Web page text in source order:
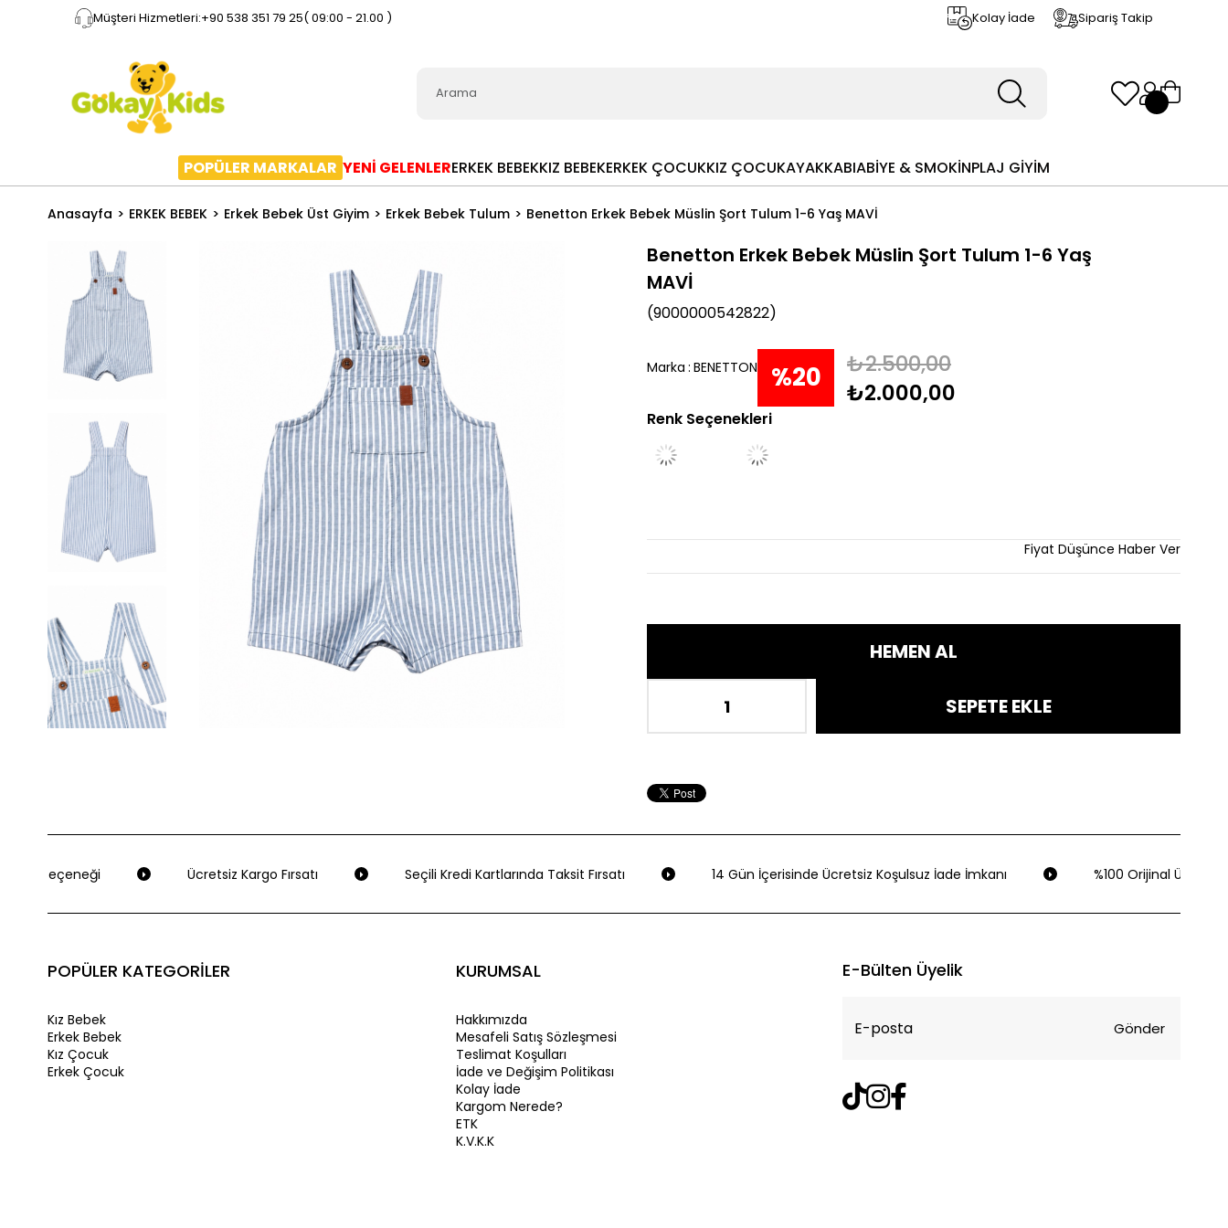
Müşteri Hizmetleri:+90 538 351 79 25( 09:00 - 21.00 ) Kolay İade Sipariş Takip
POPÜLER MARKALAR YENİ GELENLERERKEK BEBEKKIZ BEBEKERKEK ÇOCUKKIZ ÇOCUKAYAKKABIABİYE & SMOKİNPLAJ GİYİM
Anasayfa ERKEK BEBEK Erkek Bebek Üst Giyim Erkek Bebek Tulum Benetton Erkek Bebek Müslin Şort Tulum 1-6 Yaş MAVİ
Benetton Erkek Bebek Müslin Şort Tulum 1-6 Yaş
MAVİ
(9000000542822)
Marka : BENETTON %20
İndirim
₺2.500,00
₺2.000,00
Renk Seçenekleri
Fiyat Düşünce Haber Ver
Seçeneği Ücretsiz Kargo Fırsatı Seçili Kredi Kartlarında Taksit Fırsatı 14 Gün İçerisinde Ücretsiz Koşulsuz İade İmkanı %100 Orijinal Ürün
POPÜLER KATEGORİLER
Kız Bebek
Erkek Bebek
Kız Çocuk
Erkek Çocuk
KURUMSAL
Hakkımızda
Mesafeli Satış Sözleşmesi
Teslimat Koşulları
İade ve Değişim Politikası
Kolay İade
Kargom Nerede?
ETK
K.V.K.K
E-Bülten Üyelik
Gönder